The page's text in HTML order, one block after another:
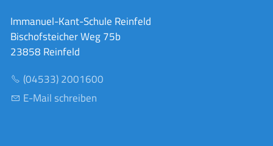
Immanuel-Kant-Schule Reinfeld
Bischofsteicher Weg 75b
23858 Reinfeld
(04533) 2001600
E-Mail schreiben